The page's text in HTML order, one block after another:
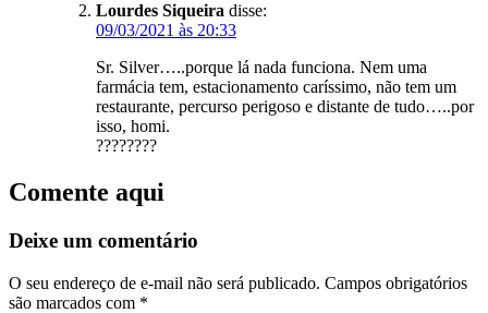
Lourdes Siqueira disse:
09/03/2021 às 20:33
Sr. Silver…..porque lá nada funciona. Nem uma
farmácia tem, estacionamento caríssimo, não tem um
restaurante, percurso perigoso e distante de tudo…..por
isso, homi.
????????
Comente aqui
Deixe um comentário
O seu endereço de e-mail não será publicado. Campos obrigatórios
são marcados com *